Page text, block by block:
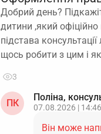
Добрий день?
дитини ,який
підстава
щось робити з цим і
3
ПК
Поліна,
07.08.2026 | 14:46
Він може